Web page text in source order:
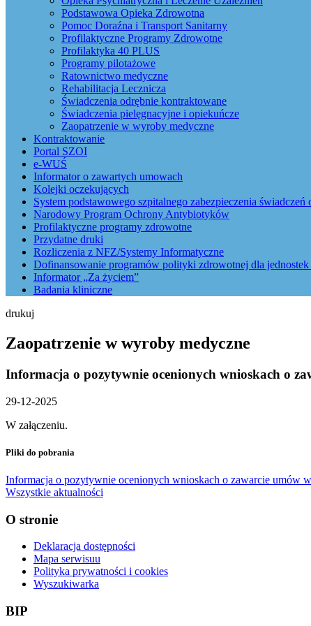
Podstawowa Opieka Zdrowotna
Pomoc Doraźna i Transport Sanitarny
Profilaktyczne Programy Zdrowotne
Profilaktyka 40 PLUS
Programy pilotażowe
Ratownictwo medyczne
Rehabilitacja Lecznicza
Świadczenia odrębnie kontraktowane
Świadczenia pielęgnacyjne i opiekuńcze
Zaopatrzenie w wyroby medyczne
Kontraktowanie
Portal SZOI
e-WUŚ
Informator o zawartych umowach
Kolejki oczekujących
System podstawowego szpitalnego zabezpieczenia
Narodowy Program Ochrony Antybiotyków
Profilaktyczne programy zdrowotne
Przydatne druki
Rozliczenia z NFZ/Systemy Informatyczne
Dofinansowanie programów polityki zdrowotnej dla jednostek
Informator „Za życiem”
Badania kliniczne
drukuj
Zaopatrzenie w wyroby medyczne
Informacja o pozytywnie ocenionych wnioskach o
29-12-2025
W załączeniu.
Pliki do pobrania
Informacja o pozytywnie ocenionych wnioskach o zawarcie umów
Wszystkie aktualności
O stronie
Deklaracja dostępności
Mapa serwisuu
Polityka prywatności i cookies
Wyszukiwarka
BIP